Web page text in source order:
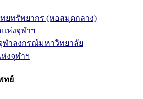
ยทรัพยากร (หอสมุดกลาง)
ห่งจุฬาฯ
าลงกรณ์มหาวิทยาลัย
งจุฬาฯ
ทย์